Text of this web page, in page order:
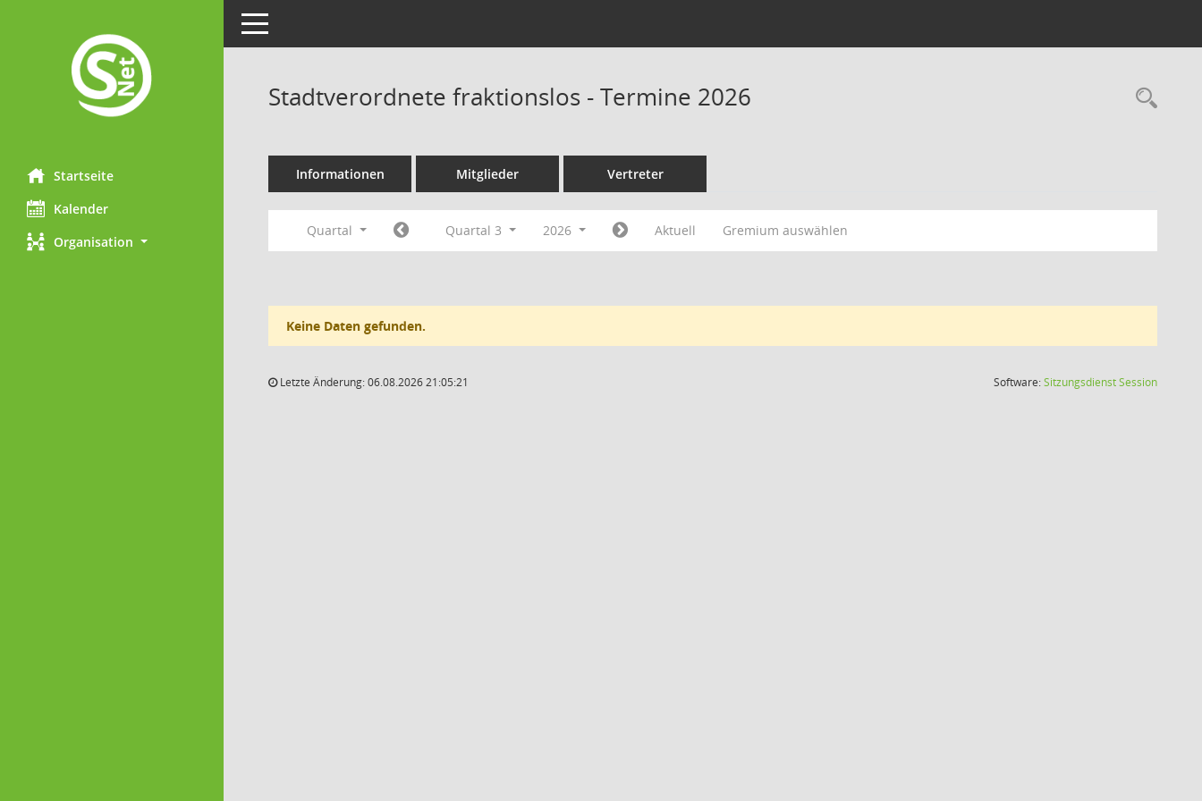
Startseite
Kalender
Organisation
Toggle navigation
Stadtverordnete fraktionslos - Termine 2026
Informationen Mitglieder Vertreter
Quartal Quartal 3 2026 Aktuell Gremium auswählen
Keine Daten gefunden.
Letzte Änderung: 06.08.2026 21:05:21 Software:SitzungsdienstSession(Wird in